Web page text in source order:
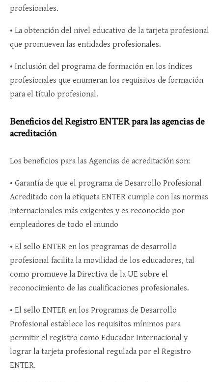
profesionales.
• La obtención del nivel educativo de la tarjeta profesional
que promueven las entidades profesionales.
• Inclusión del programa de formación en los índices
profesionales que enumeran los requisitos de formación
para el título profesional.
Beneficios del Registro ENTER para las agencias de
acreditación
Los beneficios para las Agencias de acreditación son:
• Garantía de que el programa de Desarrollo Profesional
Acreditado con la etiqueta ENTER cumple con las normas
internacionales más exigentes y es reconocido por
empleadores de todo el mundo
• El sello ENTER en los programas de desarrollo
profesional facilita la movilidad de los educadores, tal
como promueve la Directiva de la UE sobre el
reconocimiento de las cualificaciones profesionales.
• El sello ENTER en los Programas de Desarrollo
Profesional establece los requisitos mínimos para
permitir el registro como Educador Internacional y
lograr la tarjeta profesional regulada por el Registro
ENTER.